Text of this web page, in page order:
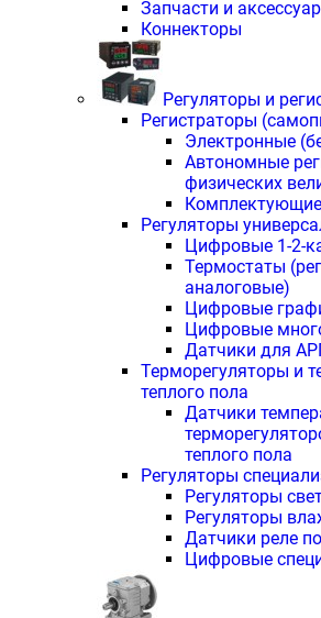
Запчасти и
Коннекторы
Регуляторы и
Регистраторы
Электронные
Автономные
физических
Регуляторы
Цифровые 1-2-
Термостаты
аналоговые)
Цифровые
Цифровые
Датчики для
Терморегуляторы и
теплого пола
Датчики
теплого пола
Регуляторы
Регуляторы
Регуляторы
Датчики реле
Цифровые